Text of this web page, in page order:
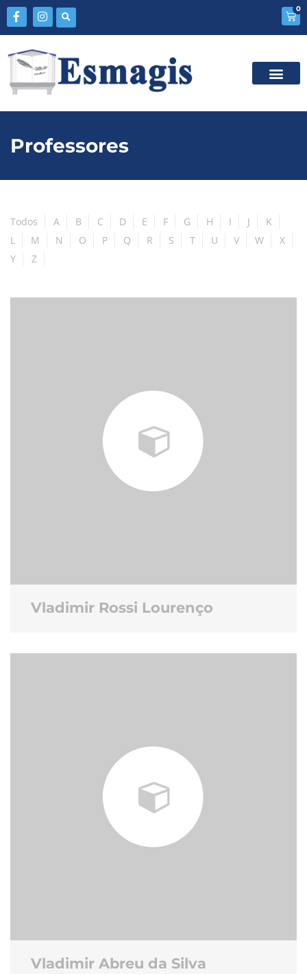
0
Professores
Todos A B C D E F G H I J
K
L
M N O P Q R S T U V W
X
Y
Z
Vladimir Rossi Lourenço
Vladimir Abreu da Silva